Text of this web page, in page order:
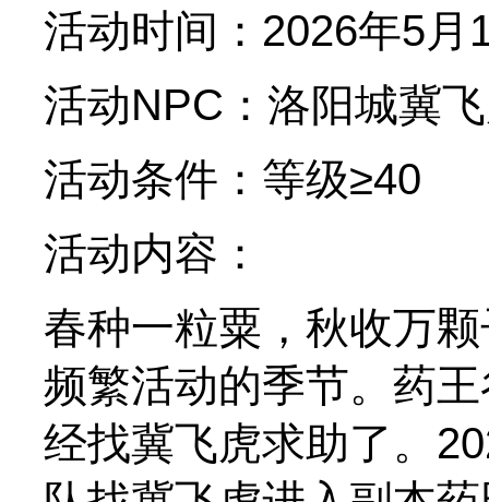
活动时间：2026年5月
活动NPC：洛阳城冀
活动条件：等级≥40
活动内容：
春种一粒粟，秋收万
频繁活动的季节。药
经找冀飞虎求助了。